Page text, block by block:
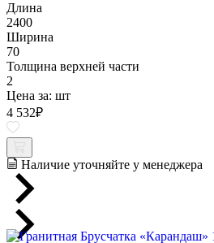
Длина
2400
Ширина
70
Толщина верхней части
2
Цена за: шт
4 532₽
Наличие уточняйте у менеджера